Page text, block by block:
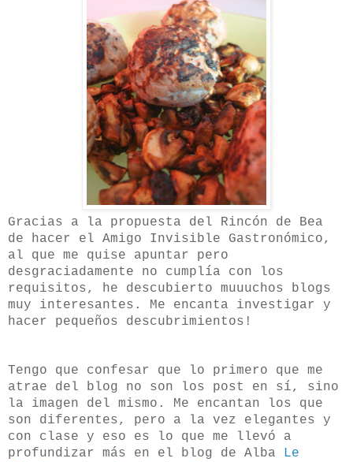
Gracias a la propuesta del Rincón de Bea
de hacer el Amigo Invisible Gastronómico,
al que me quise apuntar pero
desgraciadamente no cumplía con los
requisitos, he descubierto muuuchos blogs
muy interesantes. Me encanta investigar y
hacer pequeños descubrimientos!
Tengo que confesar que lo primero que me
atrae del blog no son los post en sí, sino
la imagen del mismo. Me encantan los que
son diferentes, pero a la vez elegantes y
con clase y eso es lo que me llevó a
profundizar más en el blog de Alba Le